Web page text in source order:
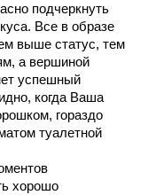
подчеркнуть
Все в образе
выше статус, тем
а вершиной
успешный
когда Ваша
гораздо
туалетной
хорошо